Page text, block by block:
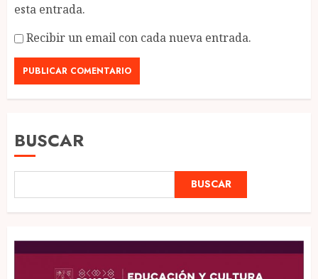
esta entrada.
Recibir un email con cada nueva entrada.
BUSCAR
BUSCAR